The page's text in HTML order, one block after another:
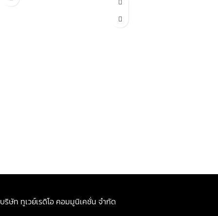
บริษัท ทูเวย์เรดิโอ คอมมูนิเคชั่น จำกัด